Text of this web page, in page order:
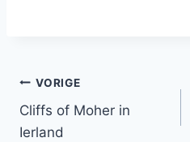
Bericht
navigatie
VORIGE
Cliffs of Moher in
Ierland